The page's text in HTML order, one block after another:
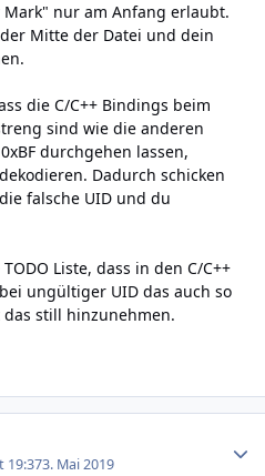
nur am Anfang erlaubt.
Mitte der Datei und dein
die C/C++ Bindings beim
sind wie die anderen
durchgehen lassen,
Dadurch schicken
falsche UID und du
Liste, dass in den C/C++
ungültiger UID das auch so
still hinzunehmen.
19:373. Mai 2019